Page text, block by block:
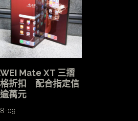
Mate XT 三摺
折扣 配合指定信
萬元
09